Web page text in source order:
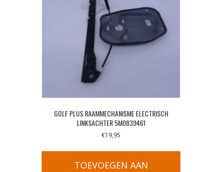
GOLF PLUS RAAMMECHANISME ELECTRISCH
LINKSACHTER 5M0839461
€19,95
TOEVOEGEN AAN